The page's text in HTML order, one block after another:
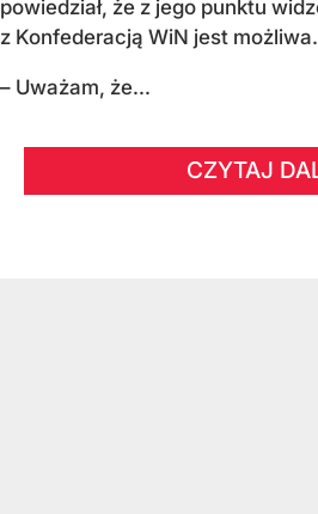
powiedział, że z jego punktu
z Konfederacją WiN jest możliwa.
– Uważam, że...
CZYTAJ